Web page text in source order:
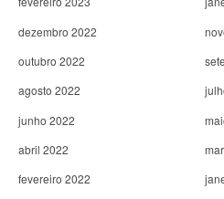
dezembro 2022
outubro 2022
agosto 2022
junho 2022
abril 2022
fevereiro 2022